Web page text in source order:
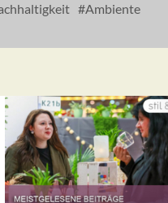
Ambiente